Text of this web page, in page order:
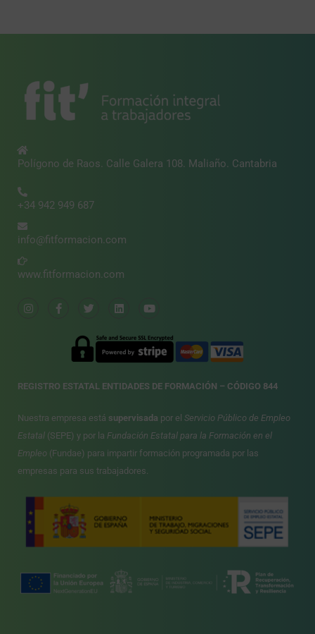
Polígono de Raos. Calle Galera 108. Maliaño. Cantabria
+34 942 949 687
info@fitformacion.com
www.fitformacion.com
REGISTRO ESTATAL ENTIDADES DE FORMACIÓN – CÓDIGO 844
Nuestra empresa está supervisada por el Servicio Público de Empleo
Estatal (SEPE) y por la Fundación Estatal para la Formación en el
Empleo (Fundae) para impartir formación programada por las
empresas para sus trabajadores.